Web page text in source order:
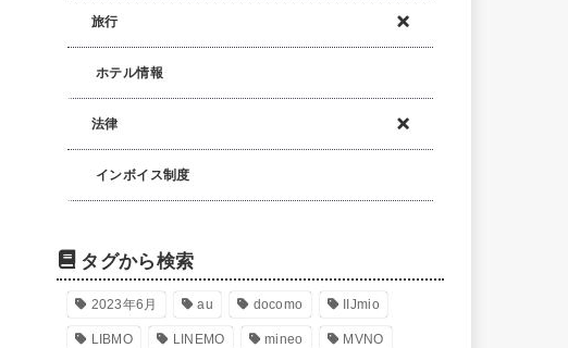
旅行
ホテル情報
法律
インボイス制度
タグから検索
2023年6月 au docomo IIJmio
LIBMO LINEMO mineo MVNO